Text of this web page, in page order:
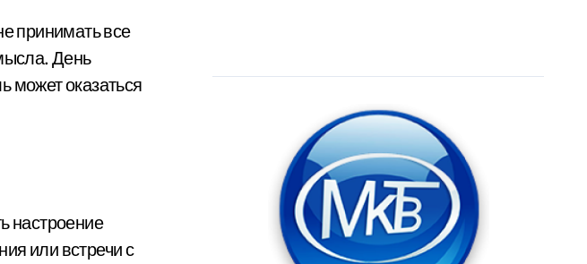
принимать все
День
может оказаться
настроение
или встречи с